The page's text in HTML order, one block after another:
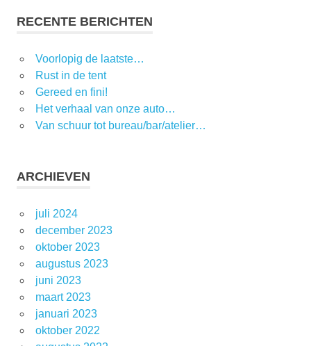
RECENTE BERICHTEN
Voorlopig de laatste…
Rust in de tent
Gereed en fini!
Het verhaal van onze auto…
Van schuur tot bureau/bar/atelier…
ARCHIEVEN
juli 2024
december 2023
oktober 2023
augustus 2023
juni 2023
maart 2023
januari 2023
oktober 2022